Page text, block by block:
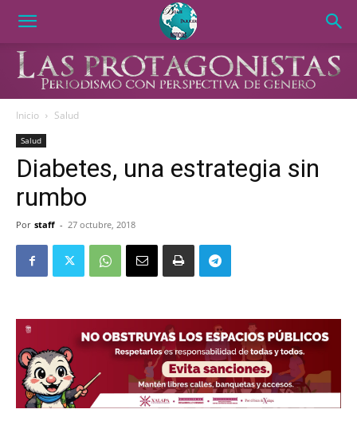
Inicio Salud
Salud
Diabetes, una estrategia sin
rumbo
Por staff - 27 octubre, 2018